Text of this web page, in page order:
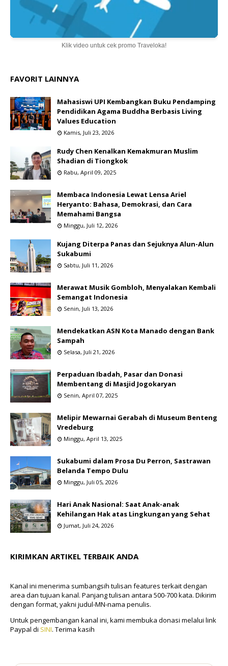
Klik video untuk cek promo Traveloka!
FAVORIT LAINNYA
Mahasiswi UPI Kembangkan Buku Pendamping
Pendidikan Agama Buddha Berbasis Living
Values Education
Kamis, Juli 23, 2026
Rudy Chen Kenalkan Kemakmuran Muslim
Shadian di Tiongkok
Rabu, April 09, 2025
Membaca Indonesia Lewat Lensa Ariel
Heryanto: Bahasa, Demokrasi, dan Cara
Memahami Bangsa
Minggu, Juli 12, 2026
Kujang Diterpa Panas dan Sejuknya Alun-Alun
Sukabumi
Sabtu, Juli 11, 2026
Merawat Musik Gombloh, Menyalakan Kembali
Semangat Indonesia
Senin, Juli 13, 2026
Mendekatkan ASN Kota Manado dengan Bank
Sampah
Selasa, Juli 21, 2026
Perpaduan Ibadah, Pasar dan Donasi
Membentang di Masjid Jogokaryan
Senin, April 07, 2025
Melipir Mewarnai Gerabah di Museum Benteng
Vredeburg
Minggu, April 13, 2025
Sukabumi dalam Prosa Du Perron, Sastrawan
Belanda Tempo Dulu
Minggu, Juli 05, 2026
Hari Anak Nasional: Saat Anak-anak
Kehilangan Hak atas Lingkungan yang Sehat
Jumat, Juli 24, 2026
KIRIMKAN ARTIKEL TERBAIK ANDA
Kanal ini menerima sumbangsih tulisan features terkait dengan
area dan tujuan kanal. Panjang tulisan antara 500-700 kata. Dikirim
dengan format, yakni judul-MN-nama penulis.
Untuk pengembangan kanal ini, kami membuka donasi melalui link
Paypal di SINI. Terima kasih